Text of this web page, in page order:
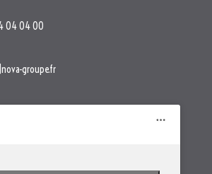
pour accepter les cookies